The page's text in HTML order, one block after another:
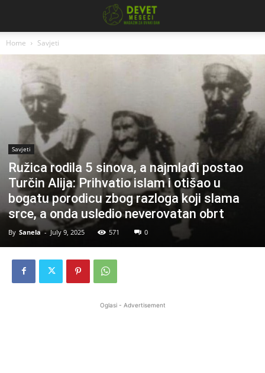
Home Savjeti
Savjeti
Ružica rodila 5 sinova, a najmlađi postao
Turčin Alija: Prihvatio islam i otišao u
bogatu porodicu zbog razloga koji slama
srce, a onda usledio neverovatan obrt
By Sanela - July 9, 2025 571 0
Oglasi - Advertisement